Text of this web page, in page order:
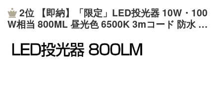
べます。■強力磁石で色々な場所に固定できる本体底部分
は強力なマグネットになっているので、金属製の棚や車の
ボンネット、プレハブ倉庫の壁や天井など様々な場所に貼
り付けることが可能。作業中にライトを持つことなく、両
手が使えるので便利です。■フック付き本体底部分にフッ
言うお声を頂いた事が本商品が生まれたきっかけです。
独自調査を繰り返し、LED作業灯を設置する機器、設置個
ーンで耐えうるLED作業灯の開発に成功しました。 特に
船舶などでは無線機や魚群探知機への誤作動への対応に苦
滅モード約2.5時間使用方法スイッチ長押し→高輝度モー
ド 800ルーメン（この状態で再度スイッチを押すと電源
オフ） スイッチ1回押し→中輝度モード 650ルーメン ス
イッチ2回押し→弱輝度モード 400ルーメン スイッチ2回
押し→救難点滅モード（注意喚起モード）
2位
【即納】「限定」LED投光器 10W・100
W相当 800ML 昼光色 6500K 3mコード 防水 防
投光機 看板灯 集魚灯 野外灯 作業灯 駐車場灯 ナ
イター 屋内 屋外 照明 船舶 人気